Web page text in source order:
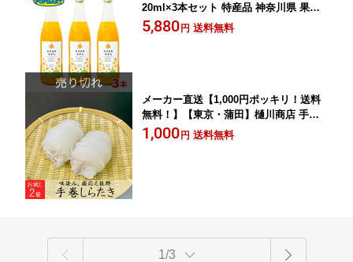
20ml×3本セット 特産品 神奈川県 果汁1
00％ 農薬未使用 無添加 合同会社小田原
かなごてファーム
5,880円 送料無料
メーカー直送【1,000円ポッキリ！送料
無料！】【東京・蒲田】樋川商店 手巻
き しらたき 1ヶ×2袋入 創業昭和34年 蒲
田こんにゃく 味染み 歯応え抜群 群馬県
1,000円 送料無料
1/3